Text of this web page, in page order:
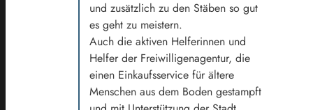
und zusätzlich zu den Stäben so gut
es geht zu meistern.
Auch die aktiven Helferinnen und
Helfer der Freiwilligenagentur, die
einen Einkaufsservice für ältere
Menschen aus dem Boden gestampft